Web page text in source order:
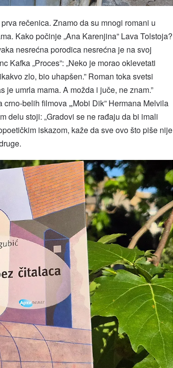
rečenica. Znamo da su mnogi romani u
Kako počinje „Ana Karenjina” Lava Tolstoja?
nesrećna porodica nesrećna je na svoj
Kafka „Proces”: „Neko je morao oklevetati
zlo, bio uhapšen.” Roman toka svetsi
je umrla mama. A možda i juče, ne znam.”
crno-belih filmova „Mobi Dik” Hermana Melvila
delu stoji: „Gradovi se ne rađaju da bi imali
iskazom, kaže da sve ovo što piše nije